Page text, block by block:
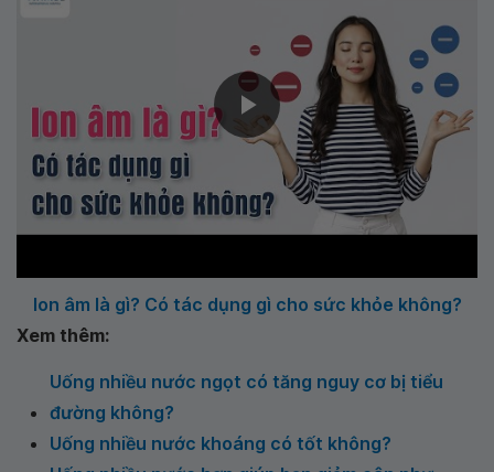
Ion âm là gì? Có tác dụng gì cho sức khỏe không?
Xem thêm:
Uống nhiều nước ngọt có tăng nguy cơ bị tiểu
đường không?
Uống nhiều nước khoáng có tốt không?